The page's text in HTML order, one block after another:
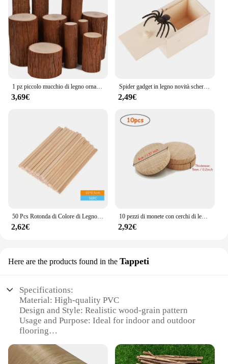
3,69€
Spider gadget in legno novità scherzo regalo divertente scherzo in legno scatola per spaventare ragno innocuo Halloween Holiday giocattoli Horror spaventosi
2,49€
2,62€
10 pezzi di monete con cerchi di legno non finiti da 4 cm, dischi di legno rotondi piatti non finiti per forniture fai da te progetti artigianali pittura scrittura
2,92€
Here are the products found in the Tappeti
Specifications:
Material: High-quality PVC
Design and Style: Realistic wood-grain pattern
Usage and Purpose: Ideal for indoor and outdoor
flooring
Performance and Property: Durable, easy to clean,
and resistant to stains